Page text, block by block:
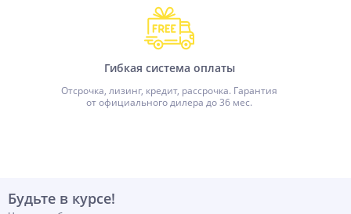
Гибкая система оплаты
Отсрочка, лизинг, кредит, рассрочка. Гарантия
от официального дилера до 36 мес.
Будьте в курсе!